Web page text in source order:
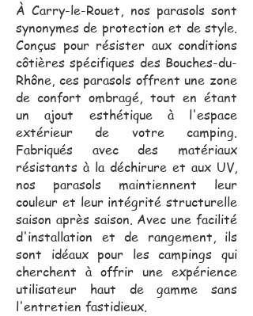
À Carry-le-Rouet, nos parasols sont
synonymes de protection et de style.
Conçus pour résister aux conditions
côtières spécifiques des Bouches-du-
Rhône, ces parasols offrent une zone
de confort ombragé, tout en étant
un ajout esthétique à l'espace
extérieur de votre camping.
Fabriqués avec des matériaux
résistants à la déchirure et aux UV,
nos parasols maintiennent leur
couleur et leur intégrité structurelle
saison après saison. Avec une facilité
d'installation et de rangement, ils
sont idéaux pour les campings qui
cherchent à offrir une expérience
utilisateur haut de gamme sans
l'entretien fastidieux.